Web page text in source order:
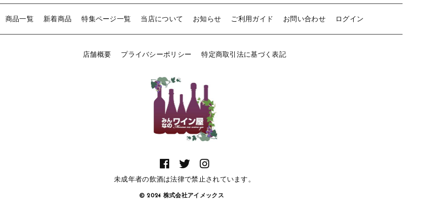
商品一覧 新着商品 特集ページ一覧 当店について お知らせ ご利用ガイド お問い合わせ ログイン
店舗概要 プライバシーポリシー 特定商取引法に基づく表記
未成年者の飲酒は法律で禁止されています。
© 2024 株式会社アイメックス